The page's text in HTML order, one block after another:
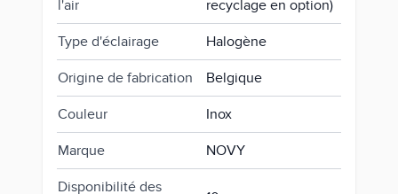
l'air
recyclage en option)
Type d'éclairage Halogène
Origine de fabrication Belgique
Couleur Inox
Marque NOVY
Disponibilité des